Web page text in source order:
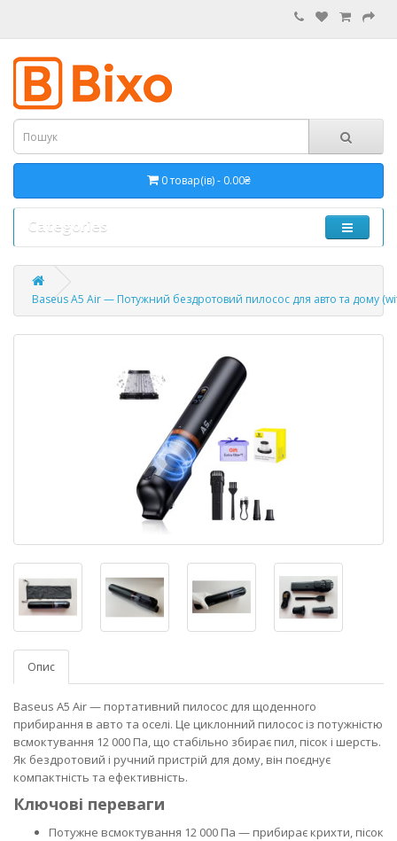
0 товар(ів) - 0.00₴
Categories
Baseus A5 Air — Потужний бездротовий пилосос для авто та дому
Опис
Baseus A5 Air — портативний пилосос для щоденного
прибирання в авто та оселі. Це циклонний пилосос із потужністю
всмоктування 12 000 Па, що стабільно збирає пил, пісок і шерсть.
Як бездротовий і ручний пристрій для дому, він поєднує
компактність та ефективність.
Ключові переваги
Потужне всмоктування 12 000 Па — прибирає крихти, пісок